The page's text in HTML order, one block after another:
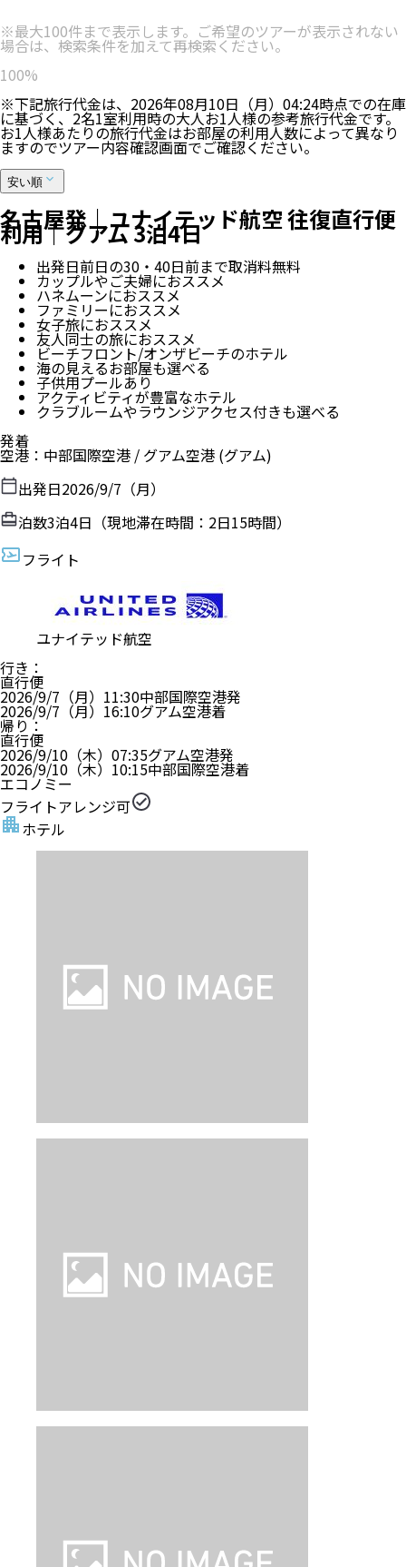
※最大100件まで表示します。ご希望のツアーが表示されない
場合は、検索条件を加えて再検索ください。
100%
※下記旅行代金は、 2026年08月10日（月）04:24時点での在庫
に基づく、2名1室利用時の大人お1人様の参考旅行代金です。
お1人様あたりの旅行代金はお部屋の利用人数によって異なり
ますのでツアー内容確認画面でご確認ください。
安い順
名古屋発｜ユナイテッド航空 往復直行便
利用｜グアム 3泊4日
出発日前日の30・40日前まで取消料無料
カップルやご夫婦におススメ
ハネムーンにおススメ
ファミリーにおススメ
女子旅におススメ
友人同士の旅におススメ
ビーチフロント/オンザビーチのホテル
海の見えるお部屋も選べる
子供用プールあり
アクティビティが豊富なホテル
クラブルームやラウンジアクセス付きも選べる
発着
空港 ： 中部国際空港 / グアム空港 (グアム)
出発日2026/9/7（月）
泊数3泊4日（現地滞在時間： 2日15時間）
フライト
ユナイテッド航空
行き ：
直行便
2026/9/7（月） 11:30中部国際空港発
2026/9/7（月） 16:10グアム空港着
帰り ：
直行便
2026/9/10（木） 07:35グアム空港発
2026/9/10（木） 10:15中部国際空港着
エコノミー
フライトアレンジ可
ホテル